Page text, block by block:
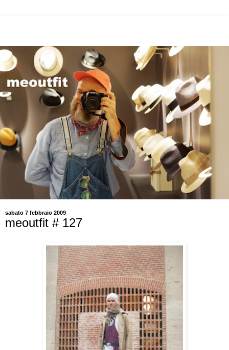
sabato 7 febbraio 2009
meoutfit # 127